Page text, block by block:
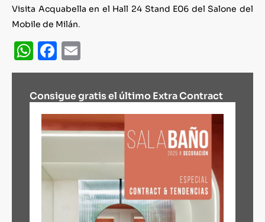
Visita Acquabella en el Hall 24 Stand E06 del Salone del
Mobile de Milán.
WhatsApp
Facebook
Consigue gratis el último Extra Contract